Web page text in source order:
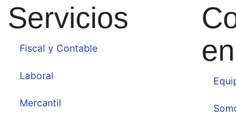
Servicios
Fiscal y Contable
Laboral
Mercantil